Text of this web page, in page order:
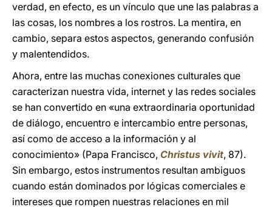
verdad, en efecto, es un vínculo que une las palabras a
las cosas, los nombres a los rostros. La mentira, en
cambio, separa estos aspectos, generando confusión
y malentendidos.
Ahora, entre las muchas conexiones culturales que
caracterizan nuestra vida, internet y las redes sociales
se han convertido en «una extraordinaria oportunidad
de diálogo, encuentro e intercambio entre personas,
así como de acceso a la información y al
conocimiento» (Papa Francisco, Christus vivit, 87).
Sin embargo, estos instrumentos resultan ambiguos
cuando están dominados por lógicas comerciales e
intereses que rompen nuestras relaciones en mil